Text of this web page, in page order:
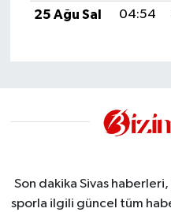
25 Ağu Sal
04:54
Son dakika Sivas
sporla ilgili güncel tüm